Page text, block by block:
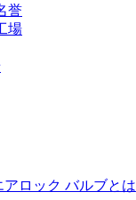
誉
場
アロック バルブとは